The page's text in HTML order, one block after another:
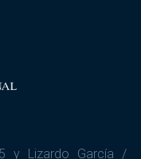
y Lizardo García /